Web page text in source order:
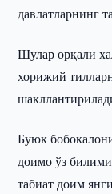
давлатларнинг
Шулар орқали
хорижий
Буюк
доимо ўз
табиат доим